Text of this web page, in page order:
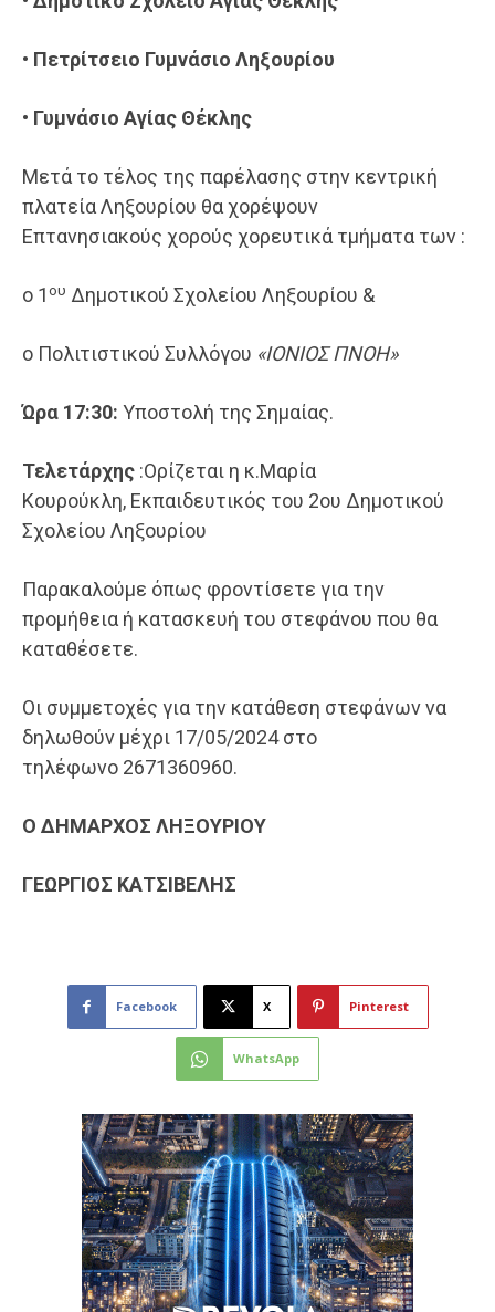
• Πετρίτσειο Γυμνάσιο Ληξουρίου
• Γυμνάσιο Αγίας Θέκλης
Μετά το τέλος της παρέλασης στην κεντρική
πλατεία Ληξουρίου θα χορέψουν
Επτανησιακούς χορούς χορευτικά τμήματα των :
o 1ου Δημοτικού Σχολείου Ληξουρίου &
o Πολιτιστικού Συλλόγου «ΙΟΝΙΟΣ ΠΝΟΗ»
Ώρα 17:30: Υποστολή της Σημαίας.
Τελετάρχης :Ορίζεται η κ.Μαρία
Κουρούκλη, Εκπαιδευτικός του 2ου Δημοτικού
Σχολείου Ληξουρίου
Παρακαλούμε όπως φροντίσετε για την
προμήθεια ή κατασκευή του στεφάνου που θα
καταθέσετε.
Οι συμμετοχές για την κατάθεση στεφάνων να
δηλωθούν μέχρι 17/05/2024 στο
τηλέφωνο 2671360960.
Ο ΔΗΜΑΡΧΟΣ ΛΗΞΟΥΡΙΟΥ
ΓΕΩΡΓΙΟΣ ΚΑΤΣΙΒΕΛΗΣ
Facebook X Pinterest
WhatsApp